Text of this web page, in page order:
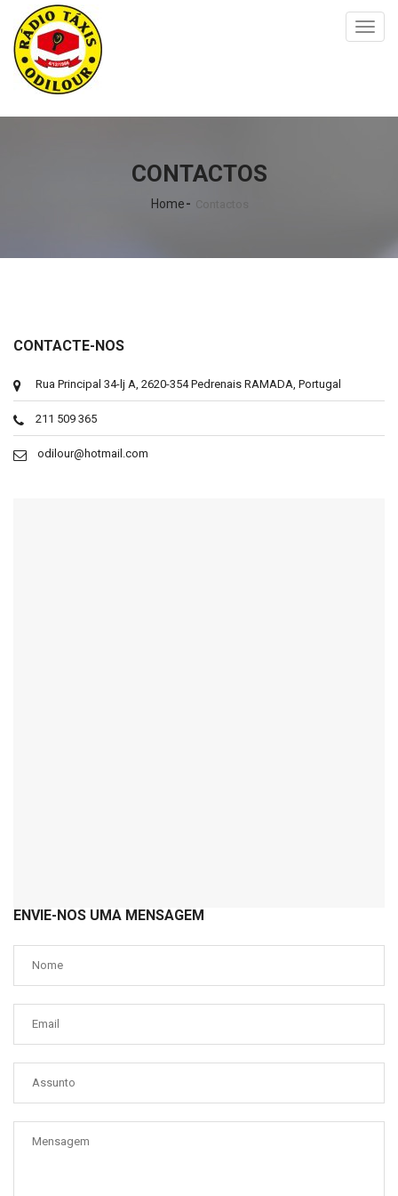
CONTACTOS
Home Contactos
CONTACTE-NOS
Rua Principal 34-lj A, 2620-354 Pedrenais RAMADA, Portugal
211 509 365
odilour@hotmail.com
ENVIE-NOS UMA MENSAGEM